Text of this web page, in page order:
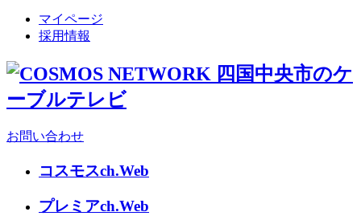
マイページ
採用情報
お問い合わせ
コスモスch.Web
プレミアch.Web